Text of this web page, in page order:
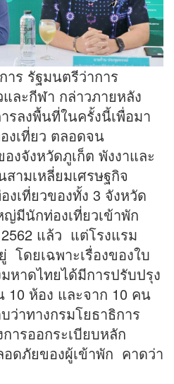
ร รัฐมนตรีว่าการ
และกีฬา กล่าวภายหลัง
ลงพื้นที่ในครั้งนี้เพื่อมา
งเที่ยว ตลอดจน
งจังหวัดภูเก็ต พังงาและ
ามเหลี่ยมเศรษฐกิจ
เที่ยวของทั้ง 3 จังหวัด
มีนักท่องเที่ยวเข้าพัก
แล้ว แต่โรงแรม
โดยเฉพาะเรื่องของใบ
หาดไทยได้มีการปรับปรุง
10 ห้อง และจาก 10 คน
าทางกรมโยธาธิการ
ารออกระเบียบหลัก
ดภัยของผู้เข้าพัก คาดว่า